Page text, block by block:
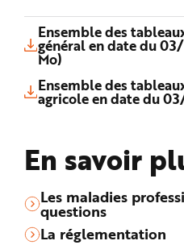
Ensemble des
général en date du
Mo)
Ensemble des
agricole en date du
En savoir
Les maladies
questions
La réglementation